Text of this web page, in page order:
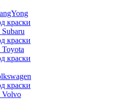
краски
Subaru
краски
Toyota
краски
краски
Volvo